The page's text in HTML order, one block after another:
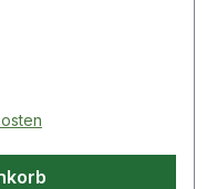
40°C;Nicht